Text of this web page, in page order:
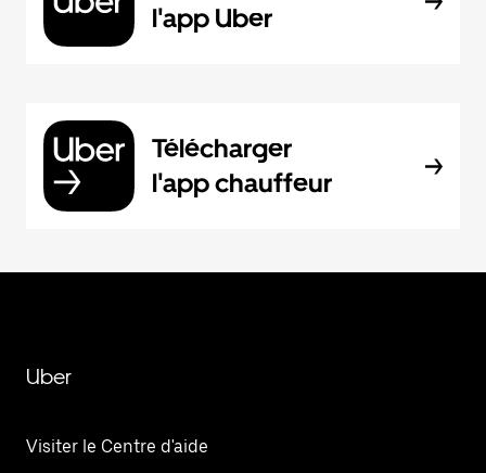
l'app Uber
Télécharger
l'app chauffeur
Uber
Visiter le Centre d'aide